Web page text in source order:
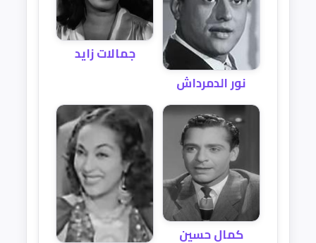
نور الدمرداش
جمالات زايد
كمال حسين